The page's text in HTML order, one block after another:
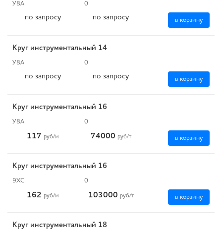
У8А 0
по запросу по запросу в корзину
Круг инструментальный 14
У8А 0
по запросу по запросу в корзину
Круг инструментальный 16
У8А 0
117 руб/м 74000 руб/т в корзину
Круг инструментальный 16
9ХС 0
162 руб/м 103000 руб/т в корзину
Круг инструментальный 18